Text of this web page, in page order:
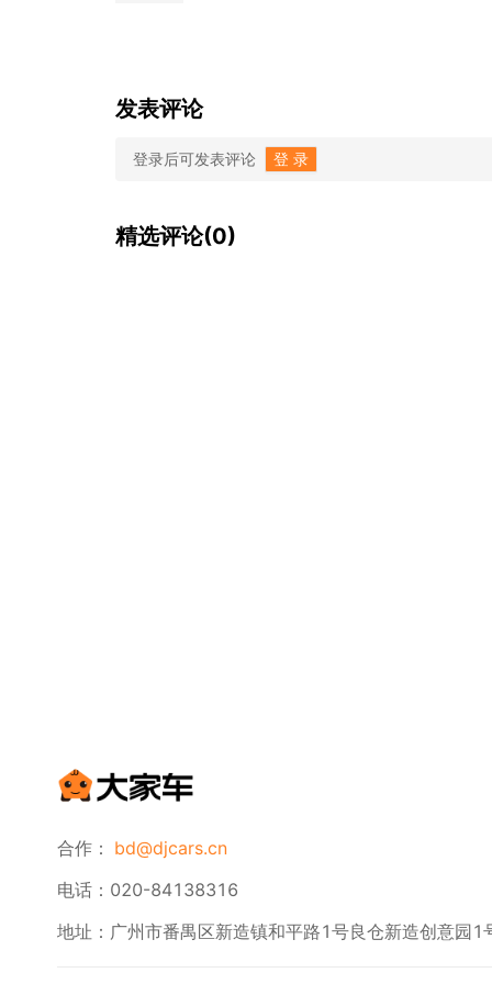
发表评论
登录后可发表评论 登 录
精选评论(0)
合作： bd@djcars.cn
电话：020-84138316
地址：广州市番禺区新造镇和平路1号良仓新造创意园1